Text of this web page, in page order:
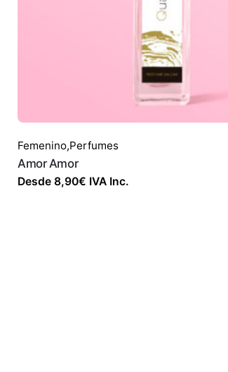
Femenino,Perfumes
Amor Amor
Desde 8,90€ IVA Inc.